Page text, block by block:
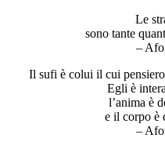
Le
sono tante
–
Il sufi è colui il cui
Egli è
l’anima è
e il corpo è
–